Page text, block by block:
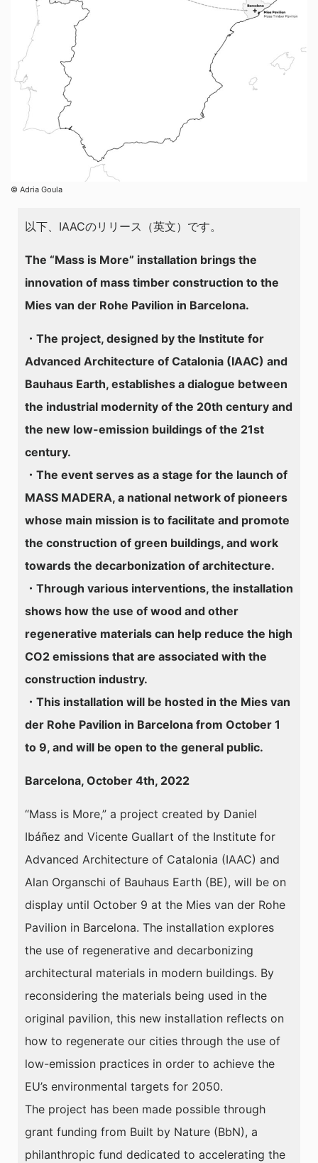
© Adria Goula
以下、IAACのリリース（英文）です。
The “Mass is More” installation brings the
innovation of mass timber construction to the
Mies van der Rohe Pavilion in Barcelona.
・The project, designed by the Institute for
Advanced Architecture of Catalonia (IAAC) and
Bauhaus Earth, establishes a dialogue between
the industrial modernity of the 20th century and
the new low-emission buildings of the 21st
century.
・The event serves as a stage for the launch of
MASS MADERA, a national network of pioneers
whose main mission is to facilitate and promote
the construction of green buildings, and work
towards the decarbonization of architecture.
・Through various interventions, the installation
shows how the use of wood and other
regenerative materials can help reduce the high
CO2 emissions that are associated with the
construction industry.
・This installation will be hosted in the Mies van
der Rohe Pavilion in Barcelona from October 1
to 9, and will be open to the general public.
Barcelona, October 4th, 2022
“Mass is More,” a project created by Daniel
Ibáñez and Vicente Guallart of the Institute for
Advanced Architecture of Catalonia (IAAC) and
Alan Organschi of Bauhaus Earth (BE), will be on
display until October 9 at the Mies van der Rohe
Pavilion in Barcelona. The installation explores
the use of regenerative and decarbonizing
architectural materials in modern buildings. By
reconsidering the materials being used in the
original pavilion, this new installation reflects on
how to regenerate our cities through the use of
low-emission practices in order to achieve the
EU’s environmental targets for 2050.
The project has been made possible through
grant funding from Built by Nature (BbN), a
philanthropic fund dedicated to accelerating the